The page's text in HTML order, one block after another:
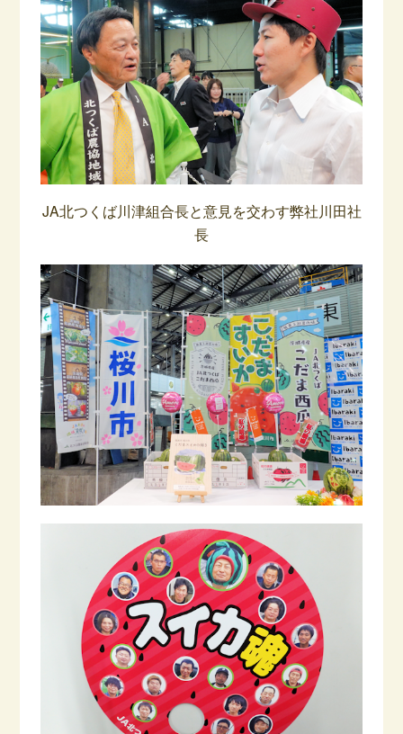
JA北つくば川津組合長と意見を交わす弊社川田社
長